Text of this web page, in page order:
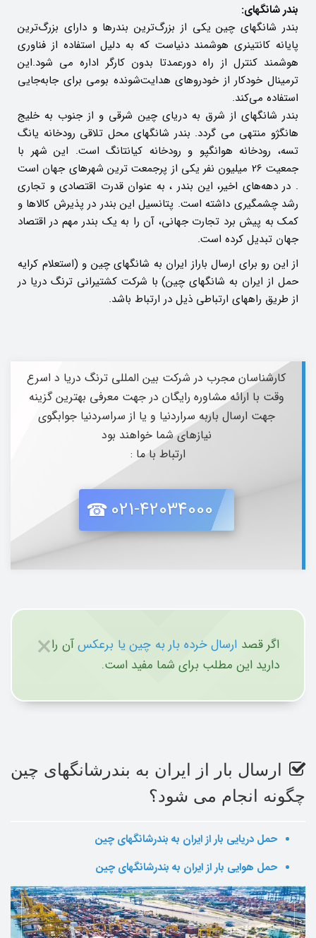
بندر شانگهای:
بندر شانگهای چین یکی از بزرگ‌ترین بندرها و دارای بزرگ‌ترین
پایانه کانتینری هوشمند دنیاست که به دلیل استفاده از فناوری
هوشمند کنترل از راه دورعمدتا بدون کارگر اداره می شود.این
ترمینال خودکار از خودروهای هدایت‌شونده بومی برای جابه‌جایی
استفاده می‌کند.
بندر شانگهای از شرق به دریای چین شرقی و از جنوب به خلیج
هانگژو منتهی می گردد. بندر شانگهای محل تلاقی رودخانه یانگ
تسه، رودخانه هوانگپو و رودخانه کیانتانگ است. این شهر با
جمعیت 26 میلیون نفر یکی از پرجمعت ترین شهرهای جهان است
. در دهه‌های اخیر، این بندر ، به عنوان قدرت اقتصادی و تجاری
رشد چشمگیری داشته است. پتانسیل این بندر در پذیرش کالاها و
کمک به پیش برد تجارت جهانی، آن را به یک بندر مهم در اقتصاد
جهان تبدیل کرده است.
از این رو برای ارسال باراز ایران به شانگهای چین و (استعلام کرایه
حمل از ایران به شانگهای چین) با شرکت کشتیرانی ترنگ دریا در
از طریق راههای ارتباطی ذیل در ارتباط باشد.
کارشناسان مجرب در شرکت بین المللی ترنگ دریا د اسرع
وقت با ارائه مشاوره رایگان در جهت معرفی بهترین گزینه
جهت ارسال باربه سراردنیا و یا از سراسردنیا جوابگوی
نیازهای شما خواهند بود
ارتباط با ما :
021-42034000
× اگر قصد ارسال خرده بار به چین یا برعکسآن را
دارید این مطلب برای شما مفید است.
ارسال بار از ایران به بندرشانگهای چین
چگونه انجام می شود؟
حمل دریایی باراز ایران به بندرشانگهای چین
حمل هوایی باراز ایران به بندرشانگهای چین